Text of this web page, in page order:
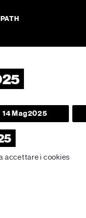
14 Mag2025
accettare i cookies